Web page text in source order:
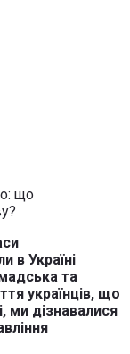
в Україні
та
українців, що
ми дізнавалися